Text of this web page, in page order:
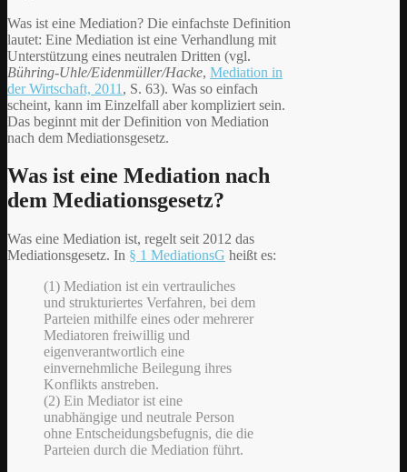
Was ist eine Mediation? Die einfachste Definition
lautet: Eine Mediation ist eine Verhandlung mit
Unterstützung eines neutralen Dritten (vgl.
Bühring-Uhle/Eidenmüller/Hacke, Mediation in
der Wirtschaft, 2011 , S. 63). Was so einfach
scheint, kann im Einzelfall aber kompliziert sein.
Das beginnt mit der Definition von Mediation
nach dem Mediationsgesetz.
Was ist eine Mediation nach
dem Mediationsgesetz?
Was eine Mediation ist, regelt seit 2012 das
Mediationsgesetz. In § 1 MediationsG heißt es:
(1) Mediation ist ein vertrauliches
und strukturiertes Verfahren, bei dem
Parteien mithilfe eines oder mehrerer
Mediatoren freiwillig und
eigenverantwortlich eine
einvernehmliche Beilegung ihres
Konflikts anstreben.
(2) Ein Mediator ist eine
unabhängige und neutrale Person
ohne Entscheidungsbefugnis, die die
Parteien durch die Mediation führt.